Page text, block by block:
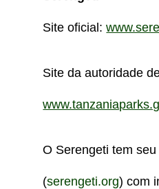
Site oficial:
Site da autoridade
O Serengeti tem
(serengeti.org) com